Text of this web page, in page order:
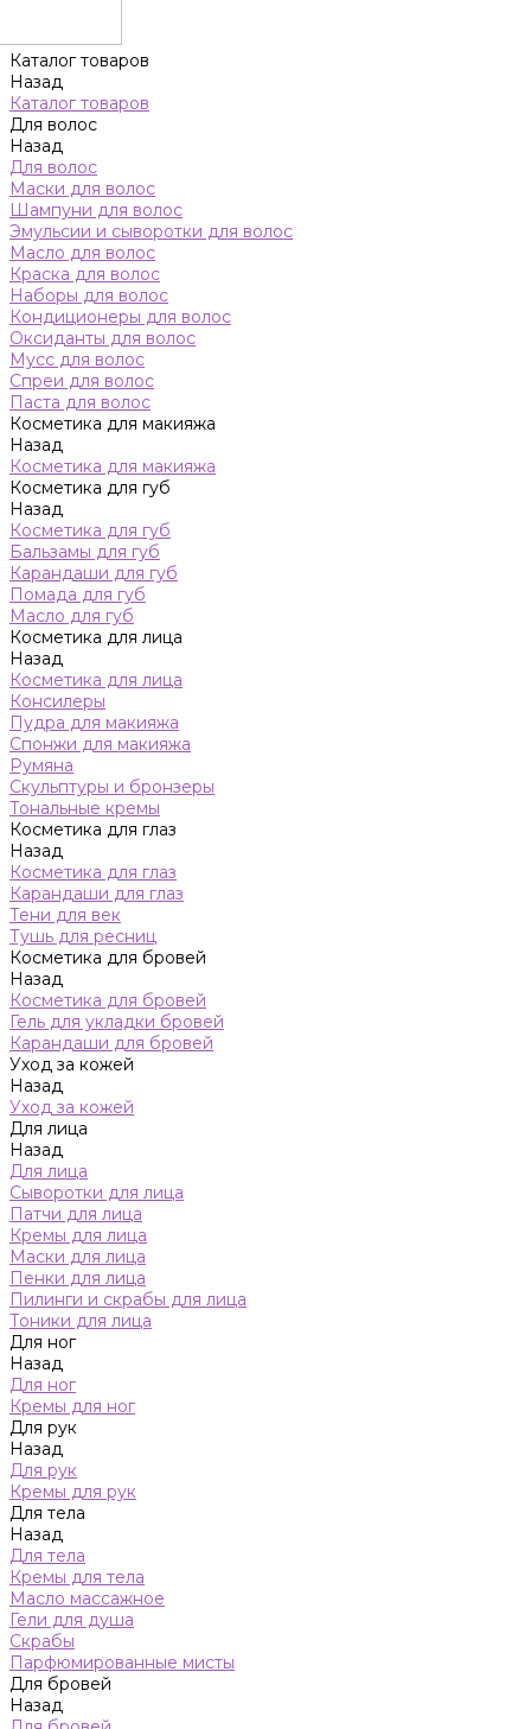
Каталог товаров
Назад
Каталог товаров
Для волос
Назад
Для волос
Маски для волос
Шампуни для волос
Эмульсии и сыворотки для волос
Масло для волос
Краска для волос
Наборы для волос
Кондиционеры для волос
Оксиданты для волос
Мусс для волос
Спреи для волос
Паста для волос
Косметика для макияжа
Назад
Косметика для макияжа
Косметика для губ
Назад
Косметика для губ
Бальзамы для губ
Карандаши для губ
Помада для губ
Масло для губ
Косметика для лица
Назад
Косметика для лица
Консилеры
Пудра для макияжа
Спонжи для макияжа
Румяна
Скульптуры и бронзеры
Тональные кремы
Косметика для глаз
Назад
Косметика для глаз
Карандаши для глаз
Тени для век
Тушь для ресниц
Косметика для бровей
Назад
Косметика для бровей
Гель для укладки бровей
Карандаши для бровей
Уход за кожей
Назад
Уход за кожей
Для лица
Назад
Для лица
Сыворотки для лица
Патчи для лица
Кремы для лица
Маски для лица
Пенки для лица
Пилинги и скрабы для лица
Тоники для лица
Для ног
Назад
Для ног
Кремы для ног
Для рук
Назад
Для рук
Кремы для рук
Для тела
Назад
Для тела
Кремы для тела
Масло массажное
Гели для душа
Скрабы
Парфюмированные мисты
Для бровей
Назад